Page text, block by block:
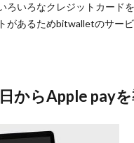
ろいろなクレジットカード
があるためbitwalletのサー
からApple payを